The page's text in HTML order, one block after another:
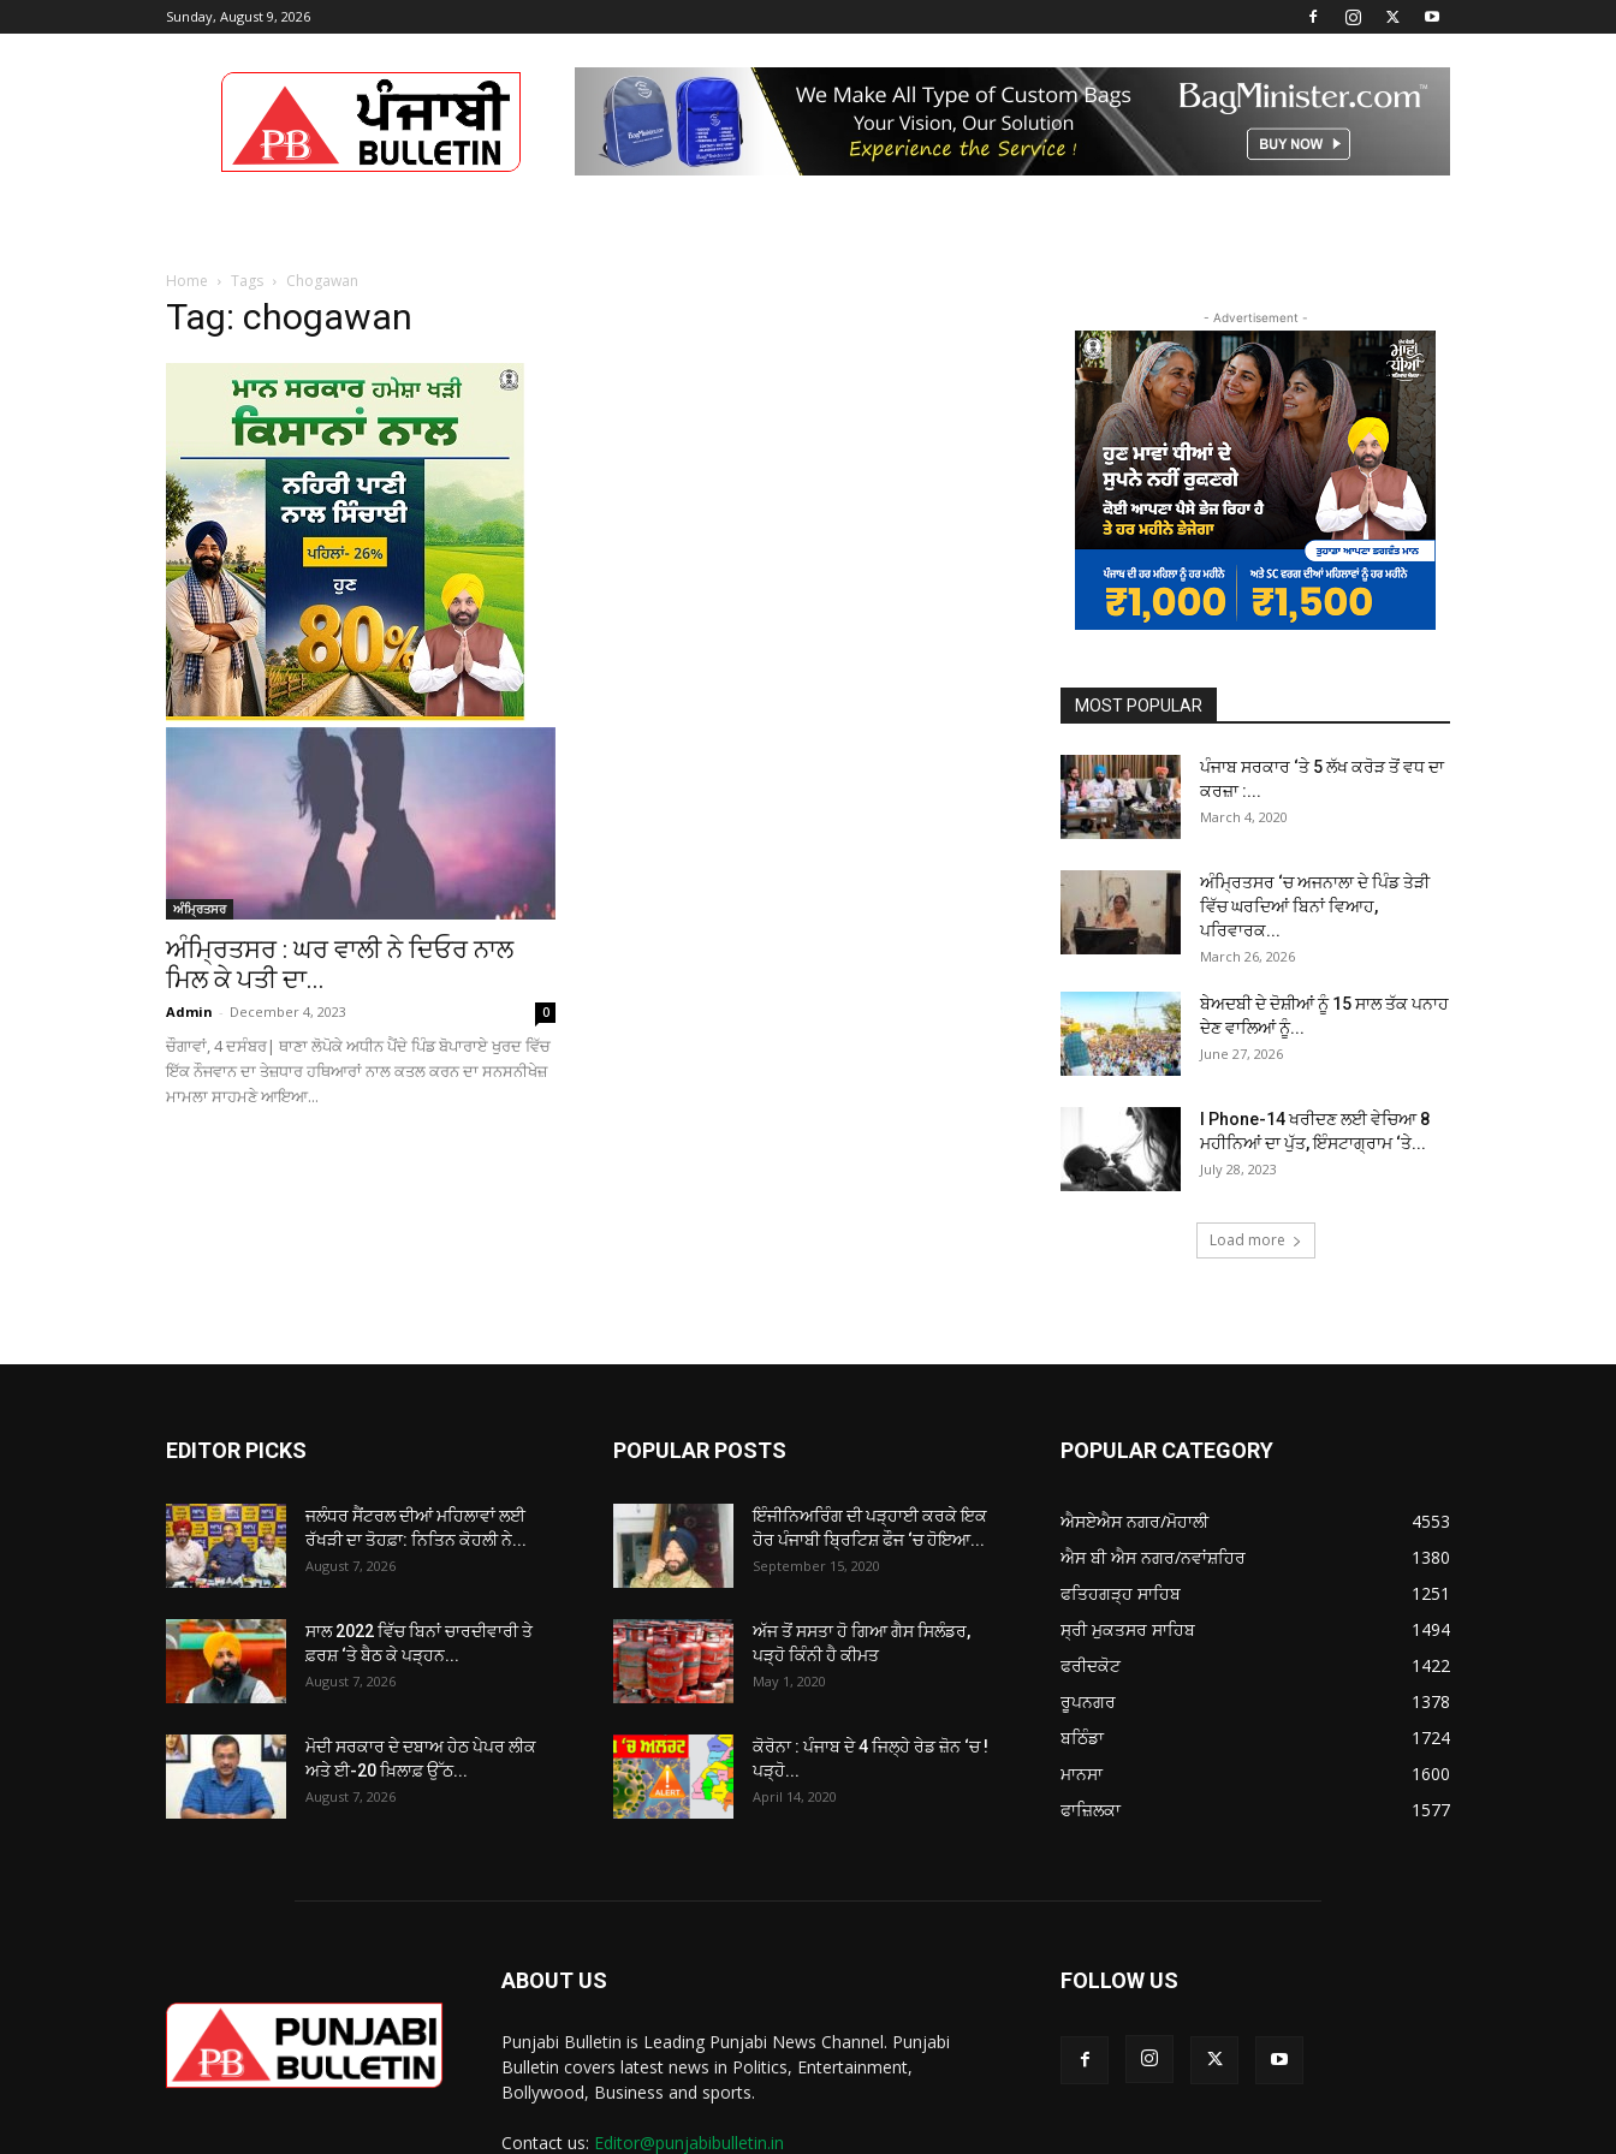
Sunday, August 9, 2026
Punjabi
Bulletin
Home Tags Chogawan
Tag: chogawan
ਅੰਮ੍ਰਿਤਸਰ
ਅੰਮ੍ਰਿਤਸਰ : ਘਰ ਵਾਲੀ ਨੇ ਦਿਓਰ ਨਾਲ
ਮਿਲ ਕੇ ਪਤੀ ਦਾ...
Admin - December 4, 2023 0
ਚੌਗਾਵਾਂ, 4 ਦਸੰਬਰ| ਥਾਣਾ ਲੋਪੋਕੇ ਅਧੀਨ ਪੈਂਦੇ ਪਿੰਡ ਬੋਪਾਰਾਏ ਖੁਰਦ ਵਿੱਚ
ਇੱਕ ਨੌਜਵਾਨ ਦਾ ਤੇਜ਼ਧਾਰ ਹਥਿਆਰਾਂ ਨਾਲ ਕਤਲ ਕਰਨ ਦਾ ਸਨਸਨੀਖੇਜ਼
ਮਾਮਲਾ ਸਾਹਮਣੇ ਆਇਆ...
- Advertisement -
MOST POPULAR
ਪੰਜਾਬ ਸਰਕਾਰ ‘ਤੇ 5 ਲੱਖ ਕਰੋੜ ਤੋਂ ਵਧ ਦਾ
ਕਰਜ਼ਾ :...
March 4, 2020
ਅੰਮ੍ਰਿਤਸਰ ‘ਚ ਅਜਨਾਲਾ ਦੇ ਪਿੰਡ ਤੇੜੀ
ਵਿੱਚ ਘਰਦਿਆਂ ਬਿਨਾਂ ਵਿਆਹ,
ਪਰਿਵਾਰਕ...
March 26, 2026
ਬੇਅਦਬੀ ਦੇ ਦੋਸ਼ੀਆਂ ਨੂੰ 15 ਸਾਲ ਤੱਕ ਪਨਾਹ
ਦੇਣ ਵਾਲਿਆਂ ਨੂੰ...
June 27, 2026
I Phone-14 ਖਰੀਦਣ ਲਈ ਵੇਚਿਆ 8
ਮਹੀਨਿਆਂ ਦਾ ਪੁੱਤ, ਇੰਸਟਾਗ੍ਰਾਮ ‘ਤੇ...
July 28, 2023
Load more
EDITOR PICKS
ਜਲੰਧਰ ਸੈਂਟਰਲ ਦੀਆਂ ਮਹਿਲਾਵਾਂ ਲਈ
ਰੱਖੜੀ ਦਾ ਤੋਹਫ਼ਾ: ਨਿਤਿਨ ਕੋਹਲੀ ਨੇ...
August 7, 2026
ਸਾਲ 2022 ਵਿੱਚ ਬਿਨਾਂ ਚਾਰਦੀਵਾਰੀ ਤੇ
ਫ਼ਰਸ਼ ‘ਤੇ ਬੈਠ ਕੇ ਪੜ੍ਹਨ...
August 7, 2026
ਮੋਦੀ ਸਰਕਾਰ ਦੇ ਦਬਾਅ ਹੇਠ ਪੇਪਰ ਲੀਕ
ਅਤੇ ਈ-20 ਖ਼ਿਲਾਫ਼ ਉੱਠ...
August 7, 2026
POPULAR POSTS
ਇੰਜੀਨਿਅਰਿੰਗ ਦੀ ਪੜ੍ਹਾਈ ਕਰਕੇ ਇਕ
ਹੋਰ ਪੰਜਾਬੀ ਬ੍ਰਿਟਿਸ਼ ਫੌਜ ‘ਚ ਹੋਇਆ...
September 15, 2020
ਅੱਜ ਤੋਂ ਸਸਤਾ ਹੋ ਗਿਆ ਗੈਸ ਸਿਲੰਡਰ,
ਪੜ੍ਹੋ ਕਿੰਨੀ ਹੈ ਕੀਮਤ
May 1, 2020
ਕੋਰੋਨਾ : ਪੰਜਾਬ ਦੇ 4 ਜਿਲ੍ਹੇ ਰੇਡ ਜ਼ੋਨ ‘ਚ !
ਪੜ੍ਹੋ...
April 14, 2020
POPULAR CATEGORY
ਐਸਏਐਸ ਨਗਰ/ਮੋਹਾਲੀ
4553
ਐਸ ਬੀ ਐਸ ਨਗਰ/ਨਵਾਂਸ਼ਹਿਰ
1380
ਫਤਿਹਗੜ੍ਹ ਸਾਹਿਬ
1251
ਸ੍ਰੀ ਮੁਕਤਸਰ ਸਾਹਿਬ
1494
ਫਰੀਦਕੋਟ
1422
ਰੂਪਨਗਰ
1378
ਬਠਿੰਡਾ
1724
ਮਾਨਸਾ
1600
ਫਾਜ਼ਿਲਕਾ
1577
ABOUT US
Punjabi Bulletin is Leading Punjabi News Channel. Punjabi
Bulletin covers latest news in Politics, Entertainment,
Bollywood, Business and sports.
Contact us: Editor@punjabibulletin.in
FOLLOW US